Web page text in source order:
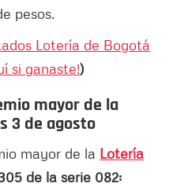
pesos.
Lotería de Bogotá
si ganaste!)
mayor de la
3 de agosto
mayor de la Lotería
de la serie 082: